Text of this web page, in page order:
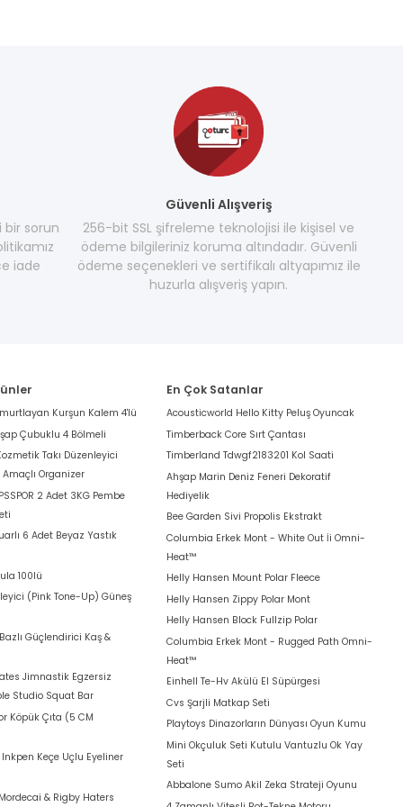
bir sorun
iade
Güvenli Alışveriş
256-bit SSL şifreleme teknolojisi ile kişisel ve
ödeme bilgileriniz koruma altındadır. Güvenli
ödeme seçenekleri ve sertifikalı altyapımız ile
huzurla alışveriş yapın.
Kurşun Kalem 4'lü
Çubuklu 4 Bölmeli
Takı Düzenleyici
Organizer
2 Adet 3KG Pembe
6 Adet Beyaz Yastık
100lü
(Pink Tone-Up) Güneş
Güçlendirici Kaş &
Jimnastik Egzersiz
Studio Squat Bar
Köpük Çıta (5 CM
Keçe Uçlu Eyeliner
& Rigby Haters
En Çok Satanlar
Acousticworld Hello Kitty Peluş Oyuncak
Timberback Core Sırt Çantası
Timberland Tdwgf2183201 Kol Saati
Ahşap Marin Deniz Feneri Dekoratif
Hediyelik
Bee Garden Sivi Propolis Ekstrakt
Columbia Erkek Mont - White Out İi Omni-
Heat™
Helly Hansen Mount Polar Fleece
Helly Hansen Zippy Polar Mont
Helly Hansen Block Fullzip Polar
Columbia Erkek Mont - Rugged Path Omni-
Heat™
Einhell Te-Hv Akülü El Süpürgesi
Cvs Şarjli Matkap Seti
Playtoys Dinazorların Dünyası Oyun Kumu
Mini Okçuluk Seti Kutulu Vantuzlu Ok Yay
Seti
Abbalone Sumo Akil Zeka Strateji Oyunu